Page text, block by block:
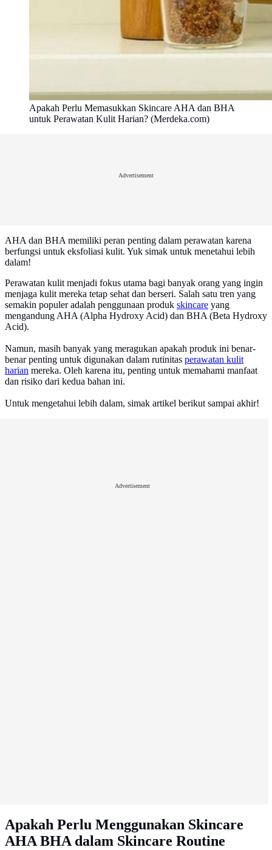
Apakah Perlu Memasukkan Skincare AHA dan BHA
untuk Perawatan Kulit Harian? (Merdeka.com)
Advertisement
AHA dan BHA memiliki peran penting dalam perawatan karena
berfungsi untuk eksfoliasi kulit. Yuk simak untuk menetahui lebih
dalam!
Perawatan kulit menjadi fokus utama bagi banyak orang yang ingin
menjaga kulit mereka tetap sehat dan berseri. Salah satu tren yang
semakin populer adalah penggunaan produk skincare yang
mengandung AHA (Alpha Hydroxy Acid) dan BHA (Beta Hydroxy
Acid).
Namun, masih banyak yang meragukan apakah produk ini benar-
benar penting untuk digunakan dalam rutinitas perawatan kulit
harian mereka. Oleh karena itu, penting untuk memahami manfaat
dan risiko dari kedua bahan ini.
Untuk mengetahui lebih dalam, simak artikel berikut sampai akhir!
Advertisement
Apakah Perlu Menggunakan Skincare
AHA BHA dalam Skincare Routine